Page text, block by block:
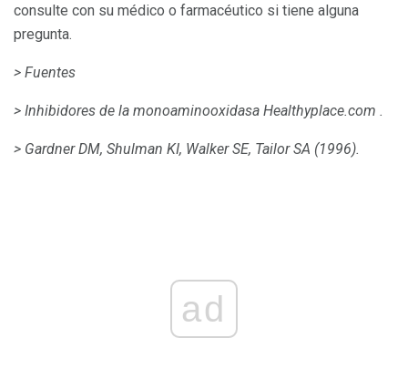
consulte con su médico o farmacéutico si tiene alguna
pregunta.
> Fuentes
> Inhibidores de la monoaminooxidasa Healthyplace.com .
> Gardner DM, Shulman KI, Walker SE, Tailor SA (1996).
ad